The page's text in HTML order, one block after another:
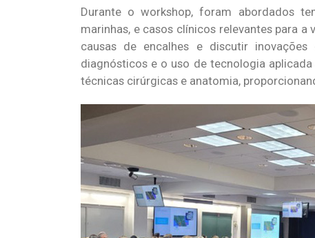
Durante o workshop, foram abordados
marinhas, e casos clínicos relevantes para
causas de encalhes e discutir
diagnósticos e o uso de tecnologia
técnicas cirúrgicas e anatomia,